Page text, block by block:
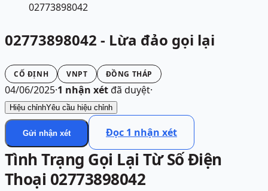
02773898042
02773898042 - Lừa đảo gọi lại
CỐ ĐỊNH VNPT ĐỒNG THÁP
04/06/2025·1 nhận xétđã duyệt·
Hiệu chỉnhYêu cầu hiệu chỉnh
Gửi nhận xét Đọc 1 nhận xét
Tình Trạng Gọi Lại Từ Số Điện
Thoại 02773898042